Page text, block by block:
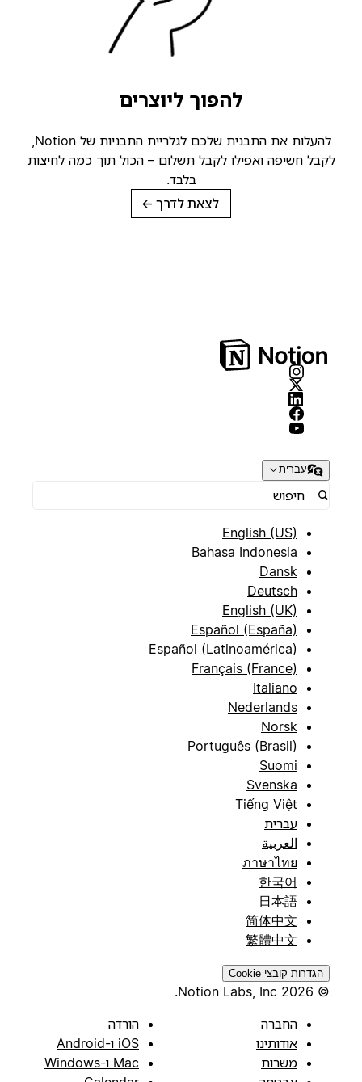
להפוך ליוצרים
להעלות את התבנית שלכם לגלריית התבניות של Notion,
לקבל חשיפה ואפילו לקבל תשלום – הכול תוך כמה לחיצות
בלבד.
לצאת לדרך →
עברית
English (US)
Bahasa Indonesia
Dansk
Deutsch
English (UK)
Español (España)
Español (Latinoamérica)
Français (France)
Italiano
Nederlands
Norsk
Português (Brasil)
Suomi
Svenska
Tiếng Việt
עברית
العربية
ภาษาไทย
한국어
日本語
简体中文
繁體中文
הגדרות קובצי Cookie
© 2026 Notion Labs, Inc.
החברה
אודותינו
משרות
הורדה
iOS ו-Android
Mac ו-Windows